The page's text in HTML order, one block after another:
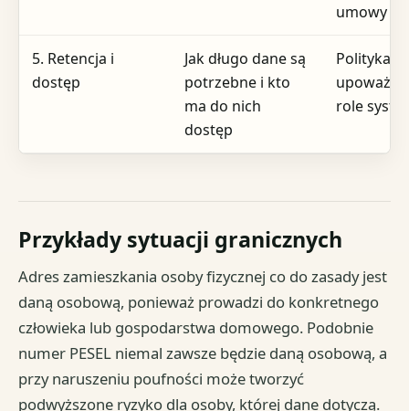
umowy
5. Retencja i
dostęp
Jak długo dane są
potrzebne i kto
ma do nich
dostęp
Polityka
role
Przykłady sytuacji granicznych
Adres zamieszkania osoby fizycznej co do zasady jest
daną osobową, ponieważ prowadzi do konkretnego
człowieka lub gospodarstwa domowego. Podobnie
numer PESEL niemal zawsze będzie daną osobową, a
przy naruszeniu poufności może tworzyć
podwyższone ryzyko dla osoby, której dane dotyczą.